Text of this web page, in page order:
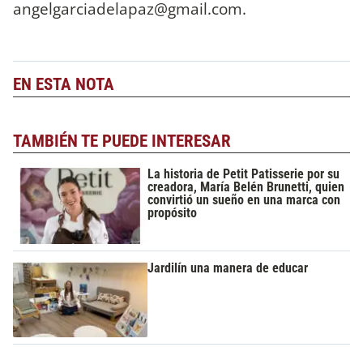
angelgarciadelapaz@gmail.com.
EN ESTA NOTA
TAMBIÉN TE PUEDE INTERESAR
La historia de Petit Patisserie por su
creadora, María Belén Brunetti, quien
convirtió un sueño en una marca con
propósito
Jardilín una manera de educar